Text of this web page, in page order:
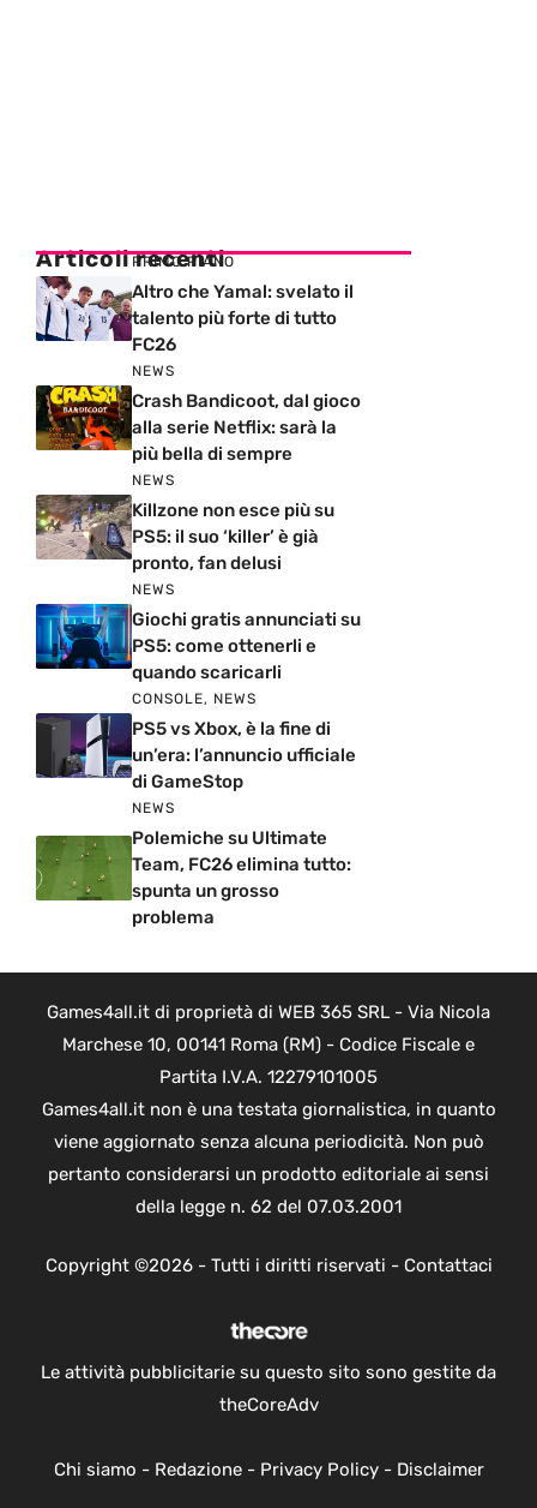
Articoli recenti
PRIMO PIANO
Altro che Yamal: svelato il
talento più forte di tutto
FC26
NEWS
Crash Bandicoot, dal gioco
alla serie Netflix: sarà la
più bella di sempre
NEWS
Killzone non esce più su
PS5: il suo ‘killer’ è già
pronto, fan delusi
NEWS
Giochi gratis annunciati su
PS5: come ottenerli e
quando scaricarli
CONSOLE, NEWS
PS5 vs Xbox, è la fine di
un’era: l’annuncio ufficiale
di GameStop
NEWS
Polemiche su Ultimate
Team, FC26 elimina tutto:
spunta un grosso
problema
Games4all.it di proprietà di WEB 365 SRL - Via Nicola
Marchese 10, 00141 Roma (RM) - Codice Fiscale e
Partita I.V.A. 12279101005
Games4all.it non è una testata giornalistica, in quanto
viene aggiornato senza alcuna periodicità. Non può
pertanto considerarsi un prodotto editoriale ai sensi
della legge n. 62 del 07.03.2001
Copyright ©2026 - Tutti i diritti riservati - Contattaci
Le attività pubblicitarie su questo sito sono gestite da
theCoreAdv
Chi siamo - Redazione- Privacy Policy- Disclaimer